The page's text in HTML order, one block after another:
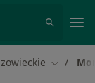
Zmień